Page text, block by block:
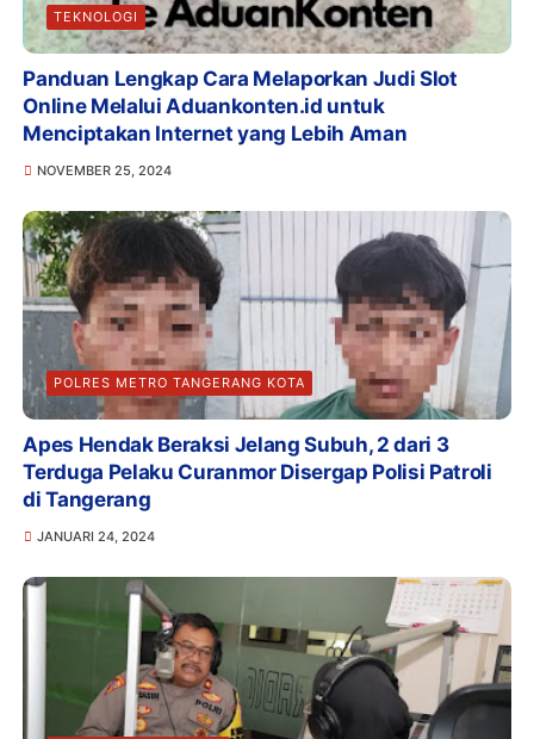
TEKNOLOGI
Panduan Lengkap Cara Melaporkan Judi Slot
Online Melalui Aduankonten.id untuk
Menciptakan Internet yang Lebih Aman
NOVEMBER 25, 2024
POLRES METRO TANGERANG KOTA
Apes Hendak Beraksi Jelang Subuh, 2 dari 3
Terduga Pelaku Curanmor Disergap Polisi Patroli
di Tangerang
JANUARI 24, 2024